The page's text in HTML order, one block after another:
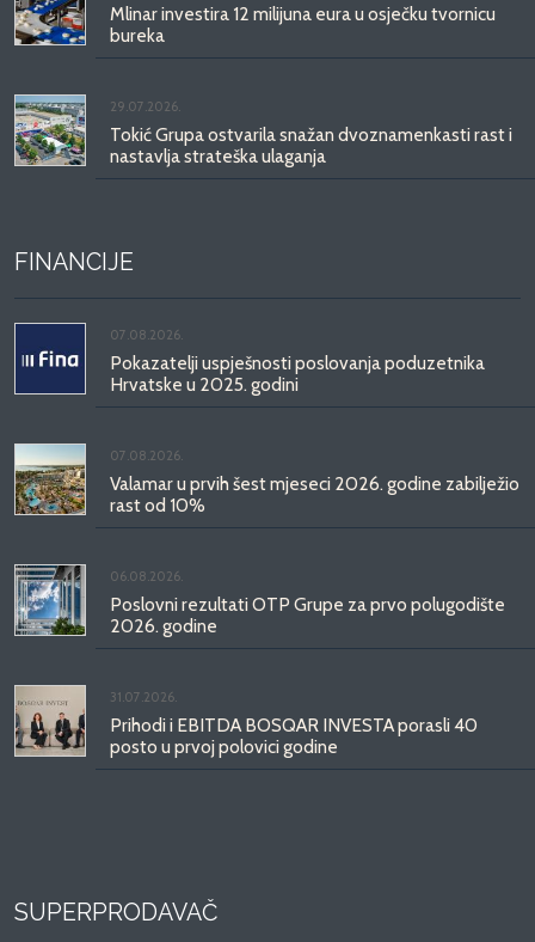
Mlinar investira 12 milijuna eura u osječku tvornicu
bureka
29.07.2026.
Tokić Grupa ostvarila snažan dvoznamenkasti rast i
nastavlja strateška ulaganja
FINANCIJE
07.08.2026.
Pokazatelji uspješnosti poslovanja poduzetnika
Hrvatske u 2025. godini
07.08.2026.
Valamar u prvih šest mjeseci 2026. godine zabilježio
rast od 10%
06.08.2026.
Poslovni rezultati OTP Grupe za prvo polugodište
2026. godine
31.07.2026.
Prihodi i EBITDA BOSQAR INVESTA porasli 40
posto u prvoj polovici godine
SUPERPRODAVAČ